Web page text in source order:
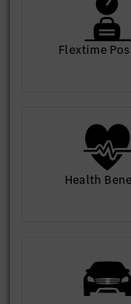
Flextime
Health